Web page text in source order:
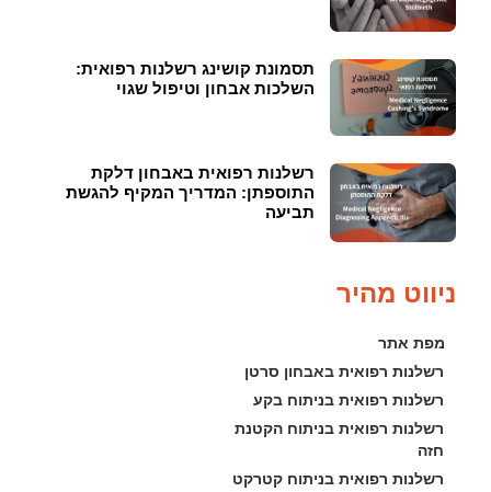
תסמונת קושינג רשלנות רפואית:
השלכות אבחון וטיפול שגוי
רשלנות רפואית באבחון דלקת
התוספתן: המדריך המקיף להגשת
תביעה
ניווט מהיר
מפת אתר
רשלנות רפואית באבחון סרטן
רשלנות רפואית בניתוח בקע
רשלנות רפואית בניתוח הקטנת
חזה
רשלנות רפואית בניתוח קטרקט